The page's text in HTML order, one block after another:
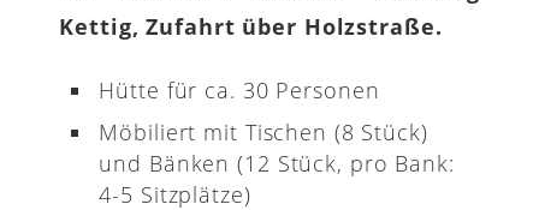
Kettig, Zufahrt über Holzstraße.
Hütte für ca. 30 Personen
Möbiliert mit Tischen (8 Stück)
und Bänken (12 Stück, pro Bank:
4-5 Sitzplätze)